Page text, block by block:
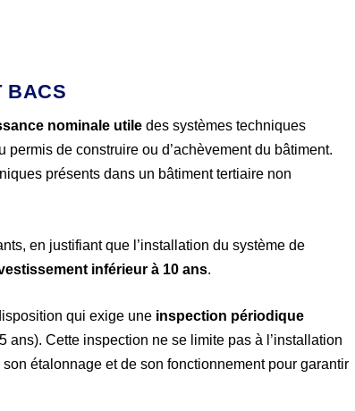
BACS
nominale utile des systèmes techniques
de construire ou d’achèvement du bâtiment.
présents dans un bâtiment tertiaire non
en justifiant que l’installation du système de
inférieur à 10 ans.
qui exige une inspection périodique
ans). Cette inspection ne se limite pas à l’installation
étalonnage et de son fonctionnement pour garantir